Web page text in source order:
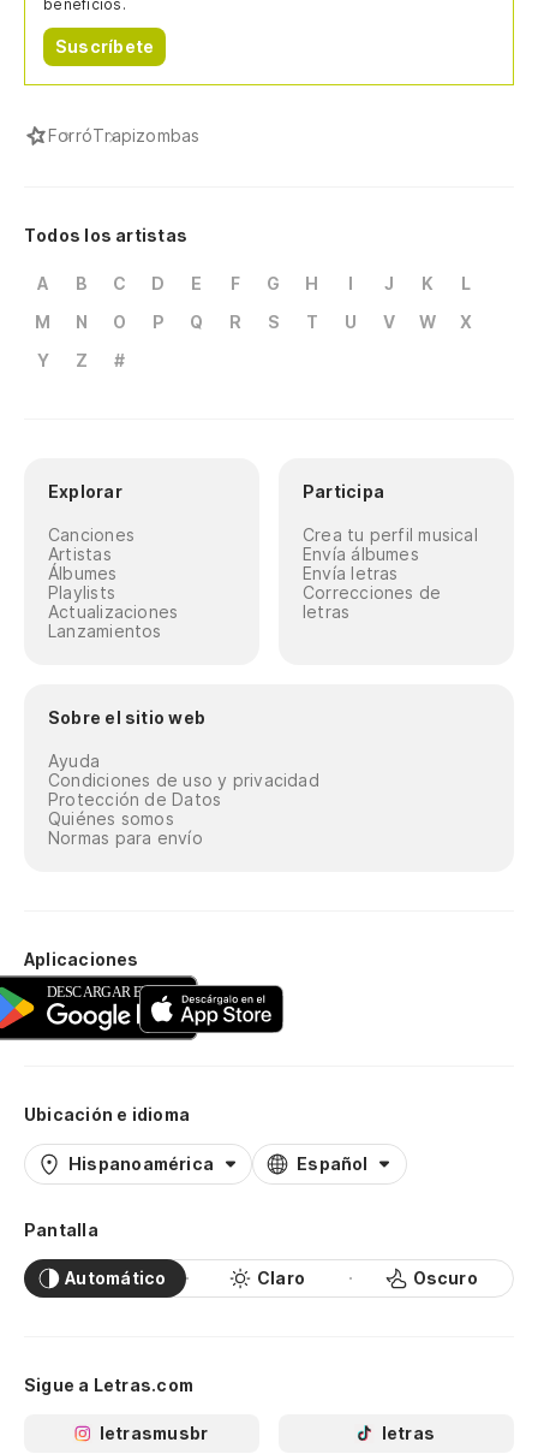
beneficios.
Suscríbete
ForróTrapizombas
Todos los artistas
A B C D E F G H I J K
L
M
N O P Q R S T U V W
X
Y
Z #
Explorar
Canciones
Artistas
Álbumes
Playlists
Actualizaciones
Lanzamientos
Participa
Crea tu perfil musical
Envía álbumes
Envía letras
Correcciones de
letras
Sobre el sitio web
Ayuda
Condiciones de uso y privacidad
Protección de Datos
Quiénes somos
Normas para envío
Aplicaciones
Ubicación e idioma
Hispanoamérica Español
Pantalla
Automático Claro Oscuro
Sigue a Letras.com
letrasmusbr letras